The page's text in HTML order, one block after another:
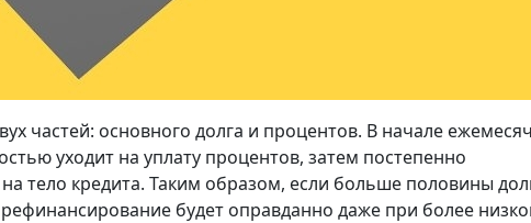
частей: основного долга и процентов. В начале
уходит на уплату процентов, затем постепенно
тело кредита. Таким образом, если больше половины
будет оправданно даже при более